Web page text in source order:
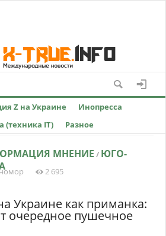
Z на Украине
Инопресса
(техника IT) Разное
МНЕНИЕ / ЮГО-
2 695
Украине как приманка:
очередное пушечное